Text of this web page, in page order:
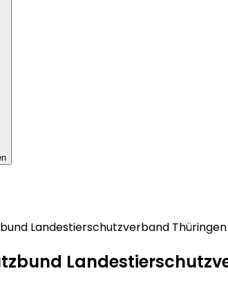
Landestierschutzverband Thüringen